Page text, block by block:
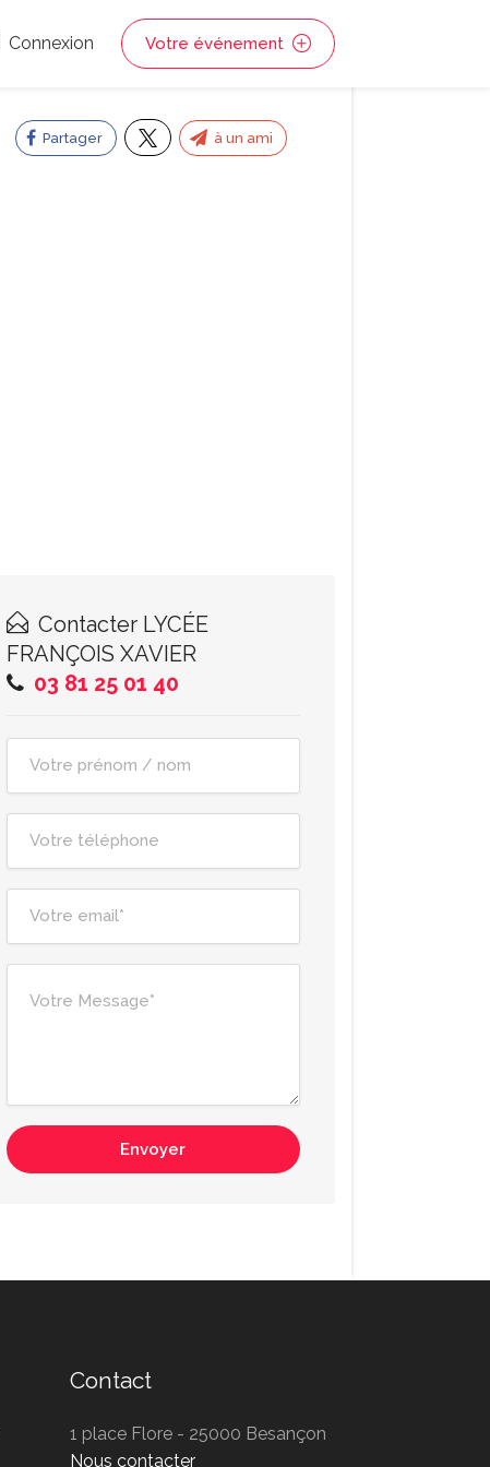
Connexion Votre événement
Partager à un ami
Contacter LYCÉE
FRANÇOIS XAVIER
03 81 25 01 40
Envoyer
Contact
1 place Flore - 25000 Besançon
Nous contacter